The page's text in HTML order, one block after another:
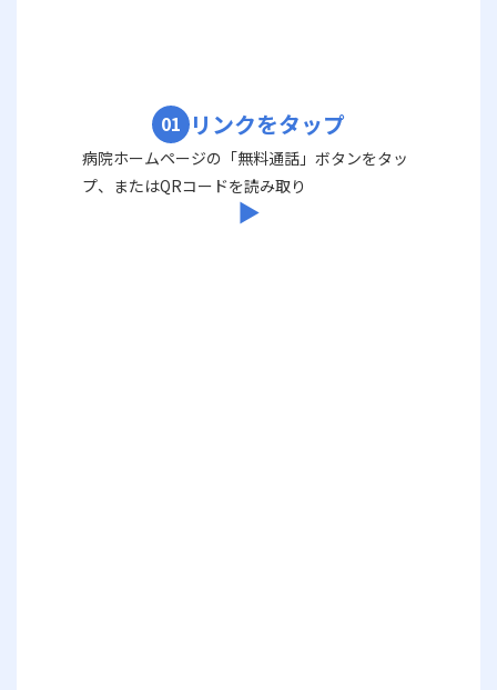
01 リンクをタップ
病院ホームページの「無料通話」ボタンをタッ
プ、またはQRコードを読み取り